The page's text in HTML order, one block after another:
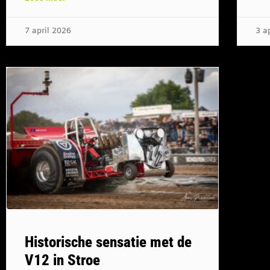
7 april 2026 3
Historische sensatie met de
V12 in Stroe